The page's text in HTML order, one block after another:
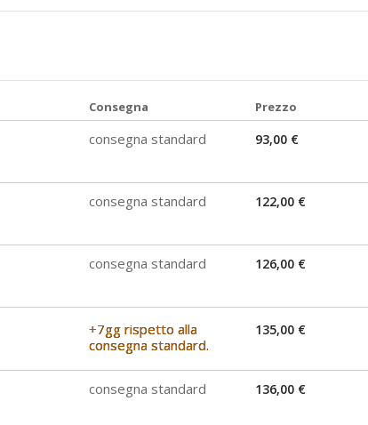
Consegna Prezzo
consegna standard 93,00 €
consegna standard 122,00 €
consegna standard 126,00 €
+7gg rispetto alla
consegna standard.
135,00 €
consegna standard 136,00 €